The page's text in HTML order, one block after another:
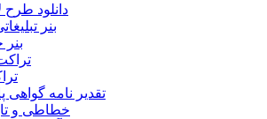
دانلود طرح
بنر
تقدیر نامه گواهی
خطاطی و